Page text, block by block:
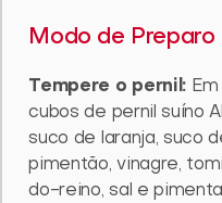
Modo de Preparo
Tempere o pernil:Em
cubos de pernil suíno
suco de laranja, suco
pimentão, vinagre,
do-reino, sal e